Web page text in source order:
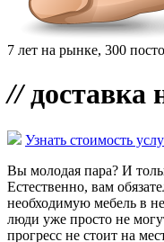
7 лет на рынке, 300
//доставка
Узнать стоимость
Вы молодая пара? И
Естественно, вам
необходимую мебель в
люди уже просто не
прогресс не стоит на